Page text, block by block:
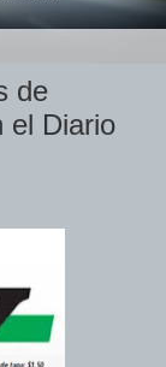
de
el Diario